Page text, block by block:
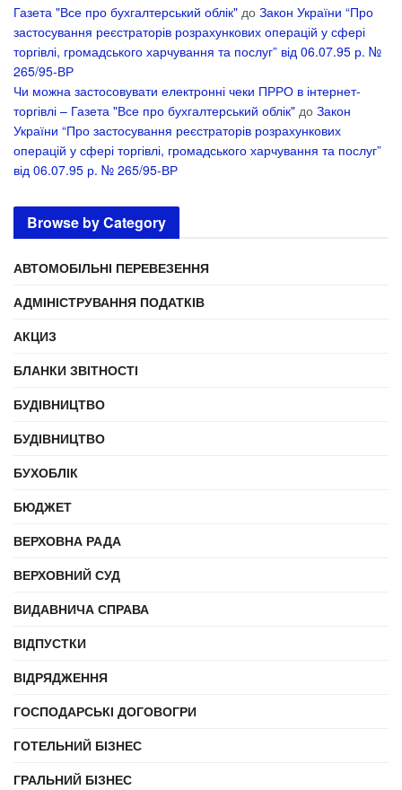
Газета "Все про бухгалтерський облік" до Закон України “Про
застосування реєстраторів розрахункових операцій у сфері
торгівлі, громадського харчування та послуг” від 06.07.95 р. №
265/95-ВР
Чи можна застосовувати електронні чеки ПРРО в інтернет-
торгівлі – Газета "Все про бухгалтерський облік" до Закон
України “Про застосування реєстраторів розрахункових
операцій у сфері торгівлі, громадського харчування та послуг”
від 06.07.95 р. № 265/95-ВР
Browse by Category
АВТОМОБІЛЬНІ ПЕРЕВЕЗЕННЯ
АДМІНІСТРУВАННЯ ПОДАТКІВ
АКЦИЗ
БЛАНКИ ЗВІТНОСТІ
БУДІВНИЦТВО
БУДІВНИЦТВО
БУХОБЛІК
БЮДЖЕТ
ВЕРХОВНА РАДА
ВЕРХОВНИЙ СУД
ВИДАВНИЧА СПРАВА
ВІДПУСТКИ
ВІДРЯДЖЕННЯ
ГОСПОДАРСЬКІ ДОГОВОГРИ
ГОТЕЛЬНИЙ БІЗНЕС
ГРАЛЬНИЙ БІЗНЕС